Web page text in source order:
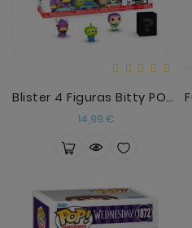
Blister 4 Figuras Bitty POP Disney Toy Story Zurg
14,99 €